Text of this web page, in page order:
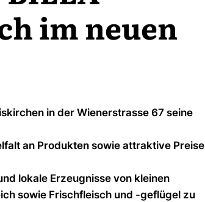
im neuen
in der Wienerstrasse 67 seine
an Produkten sowie attraktive Preise
lokale Erzeugnisse von kleinen
sowie Frischfleisch und -geflügel zu